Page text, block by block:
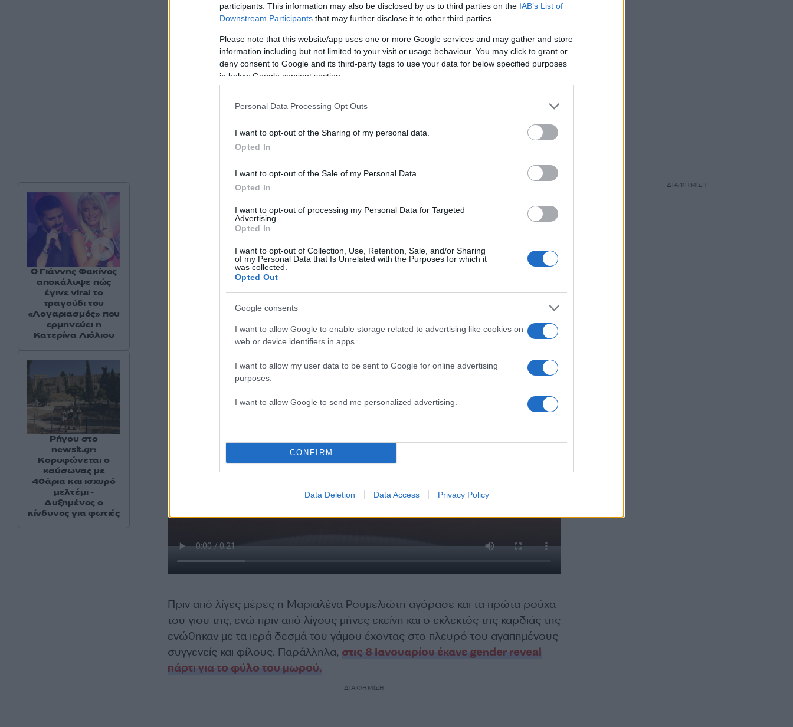
participants. This information may also be disclosed by us to third parties on the IAB’s List of
Downstream Participants that may further disclose it to other third parties.
Please note that this website/app uses one or more Google services and may gather and store
information including but not limited to your visit or usage behaviour. You may click to grant or
deny consent to Google and its third-party tags to use your data for below specified purposes
in below Google consent section.
Personal Data Processing Opt Outs
I want to opt-out of the Sharing of my personal data.
Opted In
I want to opt-out of the Sale of my Personal Data.
Opted In
I want to opt-out of processing my Personal Data for Targeted
Advertising.
Opted In
I want to opt-out of Collection, Use, Retention, Sale, and/or Sharing
of my Personal Data that Is Unrelated with the Purposes for which it
was collected.
Opted Out
Google consents
I want to allow Google to enable storage related to advertising like cookies on
web or device identifiers in apps.
I want to allow my user data to be sent to Google for online advertising
purposes.
I want to allow Google to send me personalized advertising.
CONFIRM
Data Deletion Data Access Privacy Policy
Πριν από λίγες μέρες η Μαριαλένα Ρουμελιώτη αγόρασε και τα πρώτα ρούχα
του γιου της, ενώ πριν από λίγους μήνες εκείνη και ο εκλεκτός της καρδιάς της
ενώθηκαν με τα ιερά δεσμά του γάμου έχοντας στο πλευρό του αγαπημένους
συγγενείς και φίλους. Παράλληλα, στις 8 Ιανουαρίου έκανε gender reveal
πάρτι για το φύλο του μωρού.
ΔΙΑΦΗΜΙΣΗ
Ο Γιάννης Φακίνος
αποκάλυψε πώς
έγινε viral το
τραγούδι του
«Λογαριασμός» που
ερμηνεύει η
Κατερίνα Λιόλιου
Ρήγου στο
newsit.gr:
Κορυφώνεται ο
καύσωνας με
40άρια και ισχυρό
μελτέμι -
Αυξημένος ο
κίνδυνος για φωτιές
ΔΙΑΦΗΜΙΣΗ